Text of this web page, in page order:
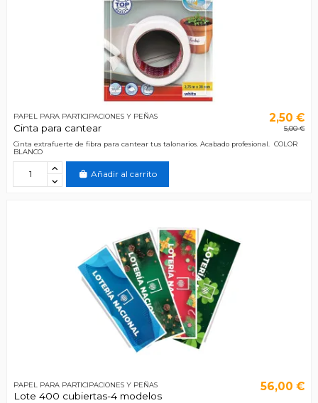
PAPEL PARA PARTICIPACIONES Y PEÑAS
Cinta para cantear
2,50 €
5,00 €
Cinta extrafuerte de fibra para cantear tus talonarios. Acabado profesional. COLOR
BLANCO
Añadir al carrito
PAPEL PARA PARTICIPACIONES Y PEÑAS
Lote 400 cubiertas-4 modelos
56,00 €